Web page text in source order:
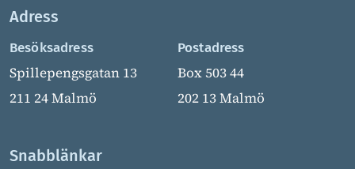
Adress
Besöksadress
Spillepengsgatan 13
211 24 Malmö
Postadress
Box 503 44
202 13 Malmö
Snabblänkar